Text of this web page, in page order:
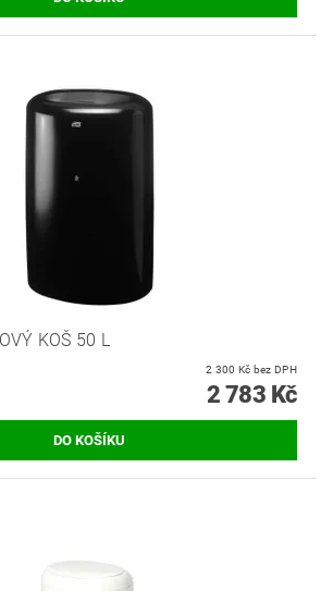
KOŠ 50 L
2 300 Kč bez DPH
2 783 Kč